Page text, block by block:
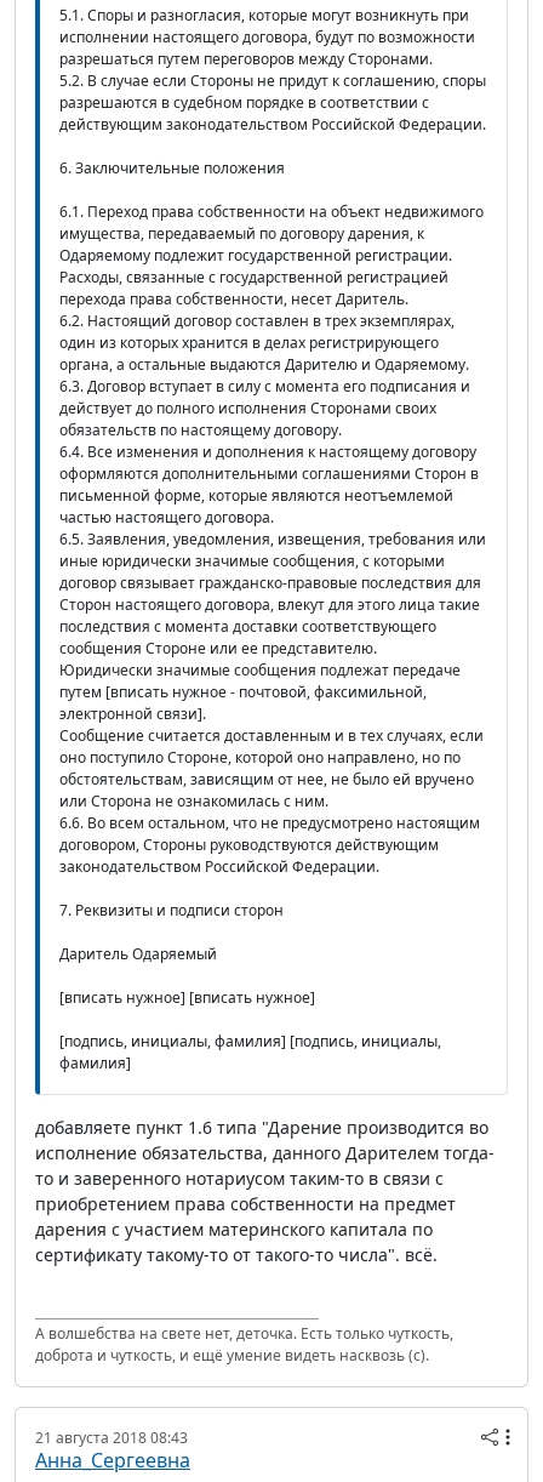
5.1. Споры и разногласия, которые могут возникнуть при
исполнении настоящего договора, будут по возможности
разрешаться путем переговоров между Сторонами.
5.2. В случае если Стороны не придут к соглашению, споры
разрешаются в судебном порядке в соответствии с
действующим законодательством Российской Федерации.
6. Заключительные положения
6.1. Переход права собственности на объект недвижимого
имущества, передаваемый по договору дарения, к
Одаряемому подлежит государственной регистрации.
Расходы, связанные с государственной регистрацией
перехода права собственности, несет Даритель.
6.2. Настоящий договор составлен в трех экземплярах,
один из которых хранится в делах регистрирующего
органа, а остальные выдаются Дарителю и Одаряемому.
6.3. Договор вступает в силу с момента его подписания и
действует до полного исполнения Сторонами своих
обязательств по настоящему договору.
6.4. Все изменения и дополнения к настоящему договору
оформляются дополнительными соглашениями Сторон в
письменной форме, которые являются неотъемлемой
частью настоящего договора.
6.5. Заявления, уведомления, извещения, требования или
иные юридически значимые сообщения, с которыми
договор связывает гражданско-правовые последствия для
Сторон настоящего договора, влекут для этого лица такие
последствия с момента доставки соответствующего
сообщения Стороне или ее представителю.
Юридически значимые сообщения подлежат передаче
путем [вписать нужное - почтовой, факсимильной,
электронной связи].
Сообщение считается доставленным и в тех случаях, если
оно поступило Стороне, которой оно направлено, но по
обстоятельствам, зависящим от нее, не было ей вручено
или Сторона не ознакомилась с ним.
6.6. Во всем остальном, что не предусмотрено настоящим
договором, Стороны руководствуются действующим
законодательством Российской Федерации.
7. Реквизиты и подписи сторон
Даритель Одаряемый
[вписать нужное] [вписать нужное]
[подпись, инициалы, фамилия] [подпись, инициалы,
фамилия]
добавляете пункт 1.6 типа "Дарение производится во
исполнение обязательства, данного Дарителем тогда-
то и заверенного нотариусом таким-то в связи с
приобретением права собственности на предмет
дарения с участием материнского капитала по
сертификату такому-то от такого-то числа". всё.
А волшебства на свете нет, деточка. Есть только чуткость,
доброта и чуткость, и ещё умение видеть насквозь (с).
21 августа 2018 08:43
Анна_Сергеевна